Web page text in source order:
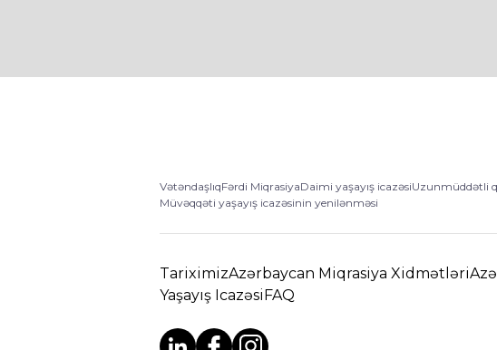
VətəndaşlıqFərdi MiqrasiyaDaimi yaşayış icazəsiUzunmüddətli
Müvəqqəti yaşayış icazəsinin yenilənməsi
TariximizAzərbaycan Miqrasiya Xidmətləri
Yaşayış IcazəsiFAQ